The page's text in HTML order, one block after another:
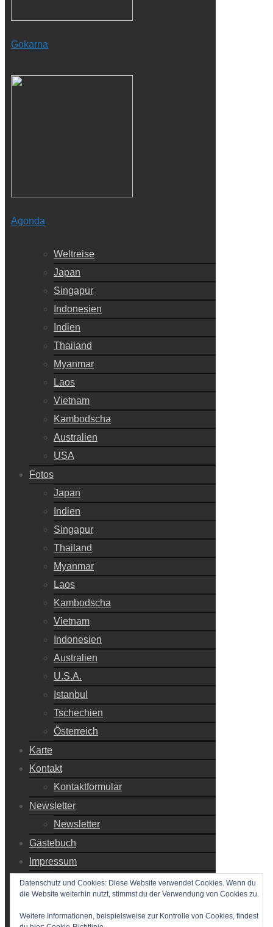
Gokarna
Agonda
Datenschutz und Cookies: Diese Website verwendet Cookies. Wenn du
die Website weiterhin nutzt, stimmst du der Verwendung von Cookies zu.
Weitere Informationen, beispielsweise zur Kontrolle von Cookies, findest
Weltreise
Japan
Singapur
Indonesien
Indien
Thailand
Myanmar
Laos
Vietnam
Kambodscha
Australien
USA
Fotos
Japan
Indien
Singapur
Thailand
Myanmar
Laos
Kambodscha
Vietnam
Indonesien
Australien
U.S.A.
Istanbul
Tschechien
Österreich
Karte
Kontakt
Kontaktformular
Newsletter
Newsletter
Gästebuch
Impressum
Impressum
Haftungsausschluss
Datenschutzerklärung